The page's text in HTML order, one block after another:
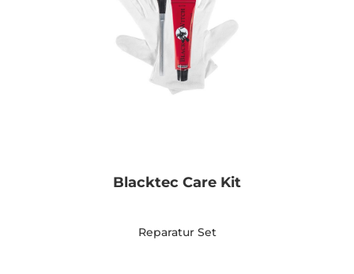
Blacktec Care Kit
Reparatur Set